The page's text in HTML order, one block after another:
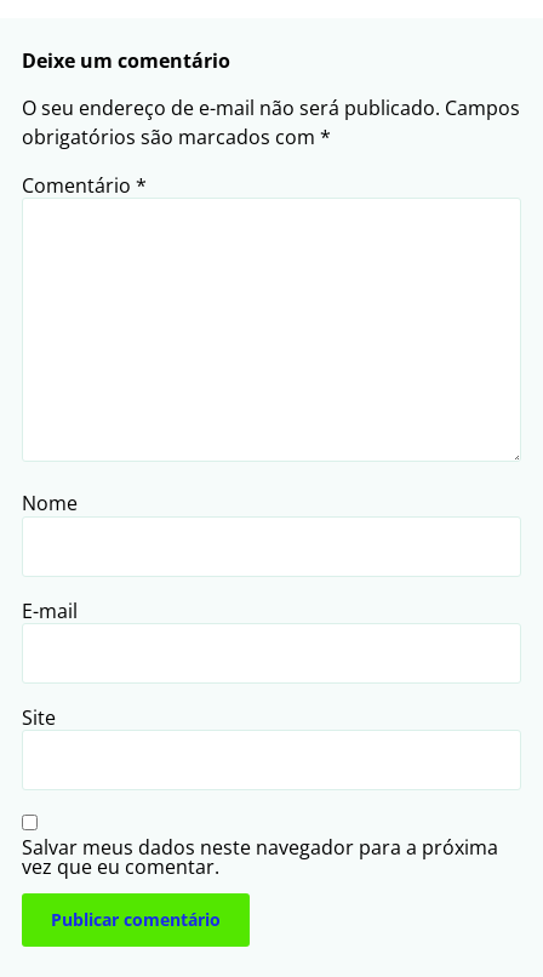
Deixe um comentário
O seu endereço de e-mail não será publicado. Campos
obrigatórios são marcados com *
Comentário *
Nome
E-mail
Site
Salvar meus dados neste navegador para a próxima
vez que eu comentar.